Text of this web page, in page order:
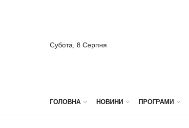
Субота, 8 Серпня
ГОЛОВНА НОВИНИ ПРОГРАМИ